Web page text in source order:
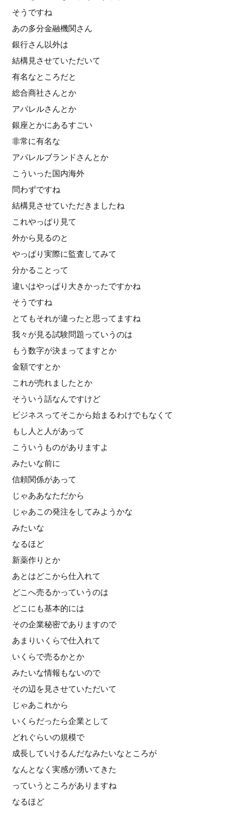
そうですね
あの多分金融機関さん
銀行さん以外は
結構見させていただいて
有名なところだと
総合商社さんとか
アパレルさんとか
銀座とかにあるすごい
非常に有名な
アパレルブランドさんとか
こういった国内海外
問わずですね
結構見させていただきましたね
これやっぱり見て
外から見るのと
やっぱり実際に監査してみて
分かることって
違いはやっぱり大きかったですかね
そうですね
とてもそれが違ったと思ってますね
我々が見る試験問題っていうのは
もう数字が決まってますとか
金額ですとか
これが売れましたとか
そういう話なんですけど
ビジネスってそこから始まるわけでもなくて
もし人と人があって
こういうものがありますよ
みたいな前に
信頼関係があって
じゃああなただから
じゃあこの発注をしてみようかな
みたいな
なるほど
新薬作りとか
あとはどこから仕入れて
どこへ売るかっていうのは
どこにも基本的には
その企業秘密でありますので
あまりいくらで仕入れて
いくらで売るかとか
みたいな情報もないので
その辺を見させていただいて
じゃあこれから
いくらだったら企業として
どれぐらいの規模で
成長していけるんだなみたいなところが
なんとなく実感が湧いてきた
っていうところがありますね
なるほど